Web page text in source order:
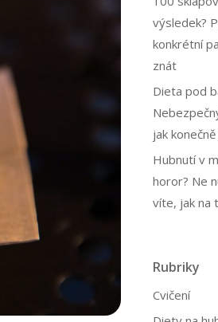
výsledek?
konkrétní
znát
Dieta pod
jak
Hubnutí v
horor? Ne
víte, jak na
Rubriky
Cvičení